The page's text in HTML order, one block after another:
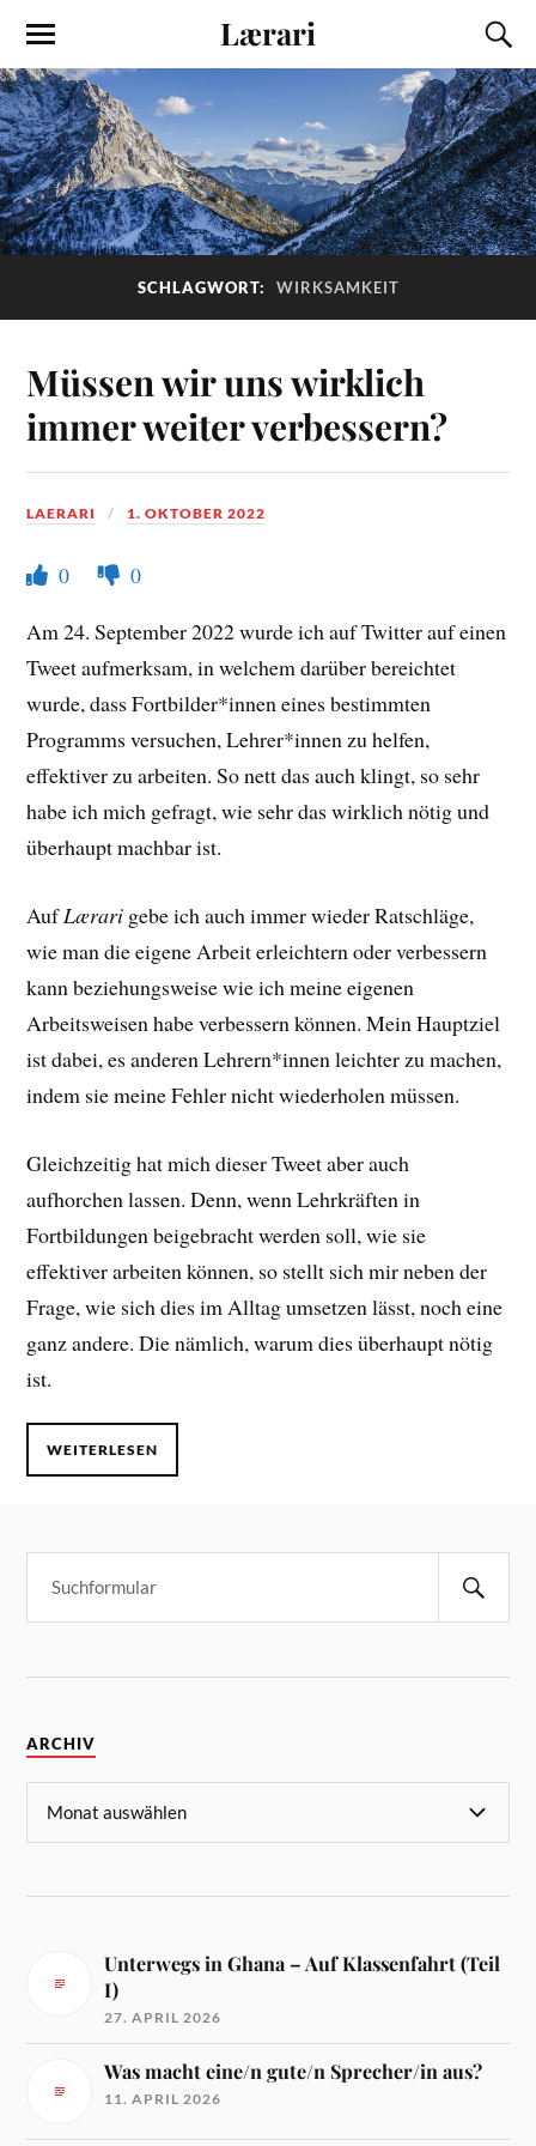
Lærari
SCHLAGWORT: WIRKSAMKEIT
Müssen wir uns wirklich
immer weiter verbessern?
LAERARI 1. OKTOBER 2022
0
0
Am 24. September 2022 wurde ich auf Twitter auf einen
Tweet aufmerksam, in welchem darüber bereichtet
wurde, dass Fortbilder*innen eines bestimmten
Programms versuchen, Lehrer*innen zu helfen,
effektiver zu arbeiten. So nett das auch klingt, so sehr
habe ich mich gefragt, wie sehr das wirklich nötig und
überhaupt machbar ist.
AufLærari gebe ich auch immer wieder Ratschläge,
wie man die eigene Arbeit erleichtern oder verbessern
kann beziehungsweise wie ich meine eigenen
Arbeitsweisen habe verbessern können. Mein Hauptziel
ist dabei, es anderen Lehrern*innen leichter zu machen,
indem sie meine Fehler nicht wiederholen müssen.
Gleichzeitig hat mich dieser Tweet aber auch
aufhorchen lassen. Denn, wenn Lehrkräften in
Fortbildungen beigebracht werden soll, wie sie
effektiver arbeiten können, so stellt sich mir neben der
Frage, wie sich dies im Alltag umsetzen lässt, noch eine
ganz andere. Die nämlich, warum dies überhaupt nötig
ist.
WEITERLESEN
ARCHIV
Unterwegs in Ghana – Auf Klassenfahrt (Teil
I)
27. APRIL 2026
Was macht eine/n gute/n Sprecher/in aus?
11. APRIL 2026